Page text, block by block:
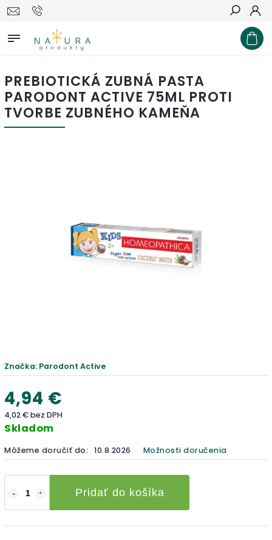
Hľadať
PREBIOTICKÁ ZUBNÁ PASTA
PARODONT ACTIVE 75ML PROTI
TVORBE ZUBNÉHO KAMEŇA
Značka: Parodont Active
4,94 €
4,02 € bez DPH
Skladom
Môžeme doručiť do: 10.8.2026 Možnosti doručenia
Pridať do košíka